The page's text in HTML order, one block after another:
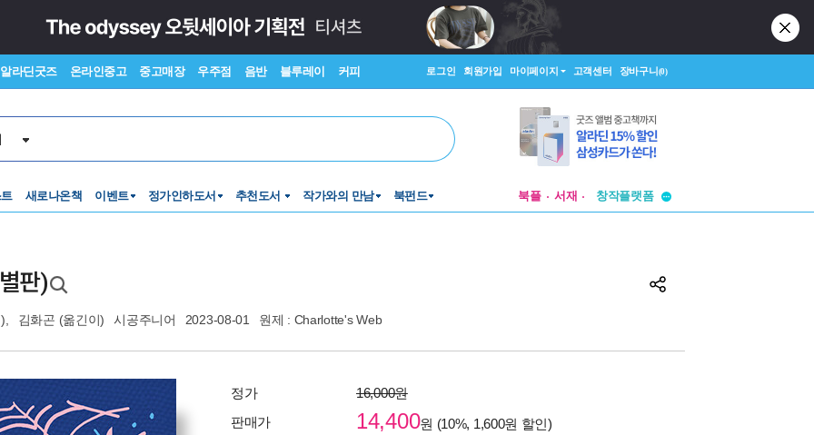
알라딘굿즈 온라인중고 중고매장 우주점 음반 블루레이 커피 로그인 회원가입 마이페이지 고객센터 장바구니(0)
새로나온책 이벤트 정가인하도서 추천도서 작가와의 만남 북펀드 북플 서재
창작플랫폼
판)
김화곤 (옮긴이) 시공주니어 2023-08-01 원제 : Charlotte's Web
정가
16,000원
판매가
14,400원 (10%, 1,600원 할인)